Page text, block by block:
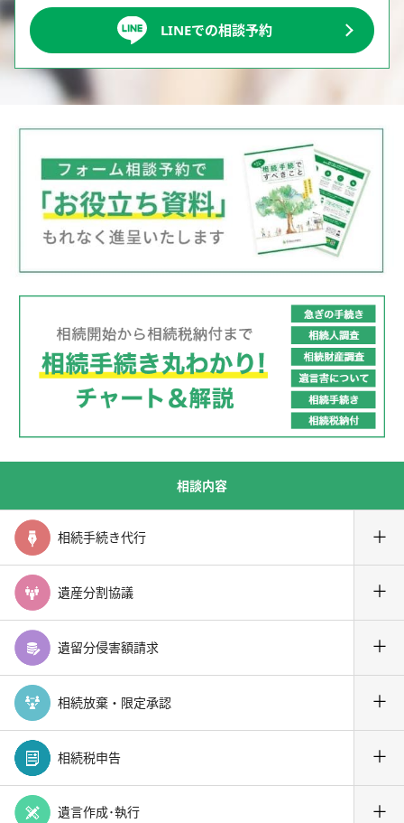
LINEでの相談予約
相談内容
相続手続き代行 ＋
遺産分割協議 ＋
遺留分侵害額請求 ＋
相続放棄・限定承認 ＋
相続税申告 ＋
遺言作成･執行 ＋